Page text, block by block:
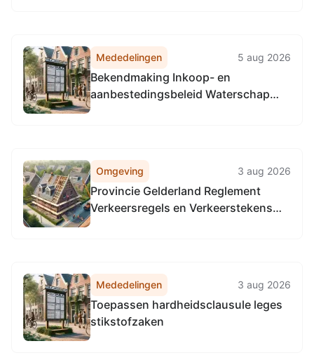
Mededelingen 5 aug 2026
Bekendmaking Inkoop- en
aanbestedingsbeleid Waterschap
Omgeving 3 aug 2026
Provincie Gelderland Reglement
Verkeersregels en Verkeerstekens
Mededelingen 3 aug 2026
Toepassen hardheidsclausule leges
stikstofzaken